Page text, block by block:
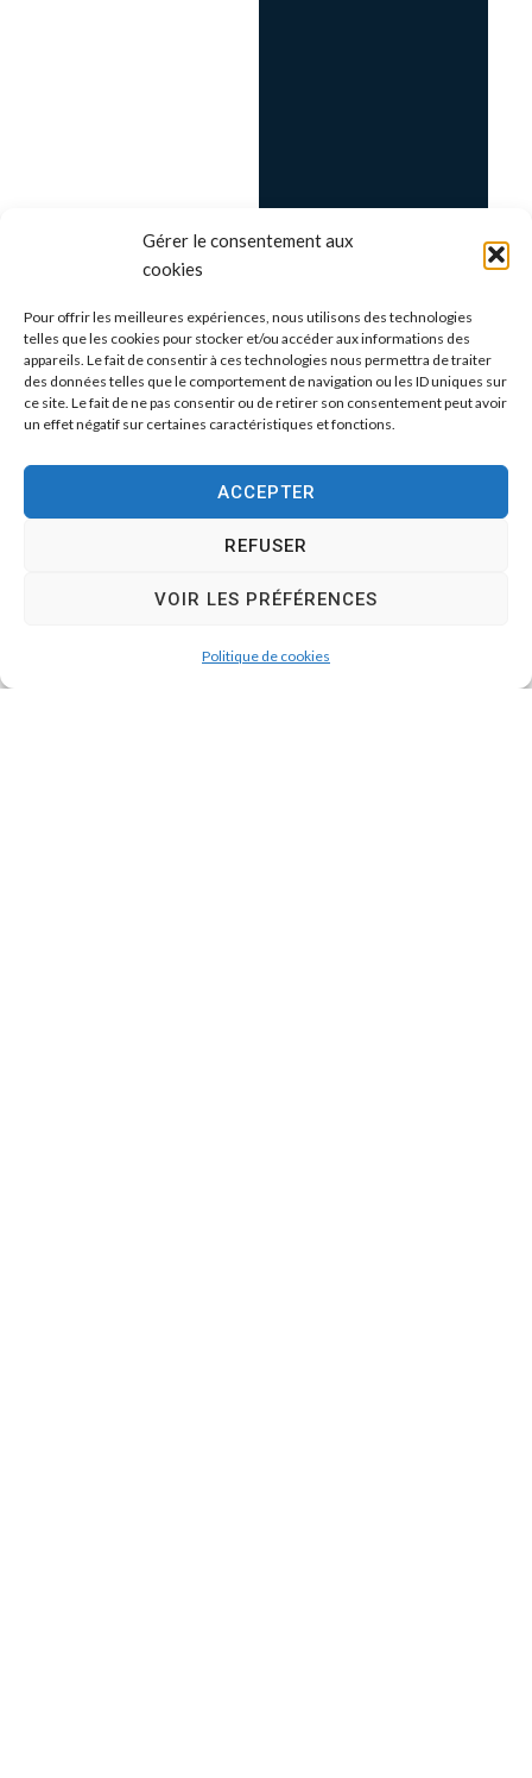
Gérer le consentement aux
cookies
Pour offrir les meilleures expériences, nous utilisons des technologies
telles que les cookies pour stocker et/ou accéder aux informations des
appareils. Le fait de consentir à ces technologies nous permettra de traiter
des données telles que le comportement de navigation ou les ID uniques sur
ce site. Le fait de ne pas consentir ou de retirer son consentement peut avoir
un effet négatif sur certaines caractéristiques et fonctions.
ACCEPTER
REFUSER
VOIR LES PRÉFÉRENCES
Politique de cookies